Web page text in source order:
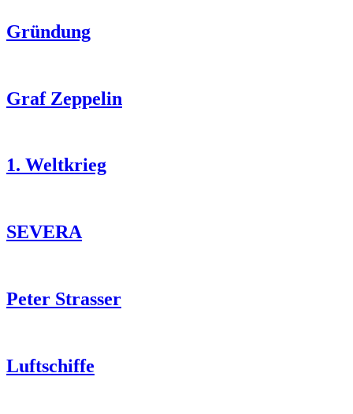
Gründung
Graf Zeppelin
1. Weltkrieg
SEVERA
Peter Strasser
Luftschiffe